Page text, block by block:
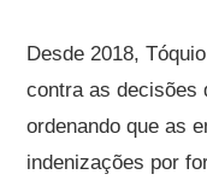
Desde 2018,
contra as decisões
ordenando que as
indenizações por